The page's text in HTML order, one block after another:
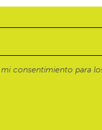
consentimiento para